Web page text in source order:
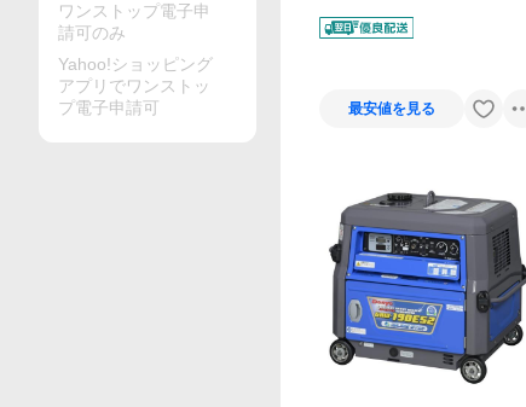
最安値を見る
ワンストップ電子申
請可のみ
Yahoo!ショッピング
アプリでワンストッ
プ電子申請可